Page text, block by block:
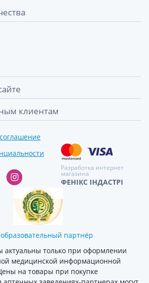
клиентам
Разработка интернет
магазина
ФЕНІКС ІНДАСТРІ
партнёр
актуальны только при оформлении
медицинской информационной
на товары при покупке